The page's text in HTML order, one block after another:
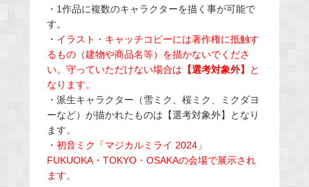
・1作品に複数のキャラクターを描く事が可能で
す。
・ イラスト・キャッチコピーには著作権に抵触す
るもの（建物や商品名等）を描かないでくださ
い。守っていただけない場合は 【選考対象外】
と
なります。
・派生キャラクター（雪ミク、桜ミク、ミクダヨ
ーなど）が描かれたものは【選考対象外】となり
ます。
・ 初音ミク「マジカルミライ 2024」
FUKUOKA・TOKYO・OSAKAの会場で展示され
ます。